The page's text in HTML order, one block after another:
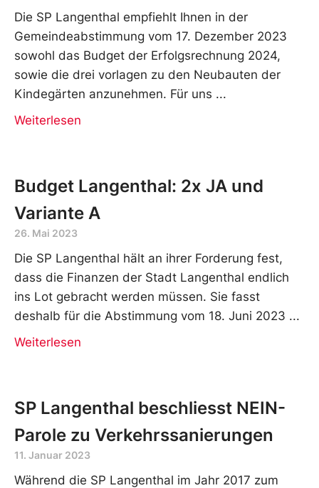
Die SP Langenthal empfiehlt Ihnen in der
Gemeindeabstimmung vom 17. Dezember 2023
sowohl das Budget der Erfolgsrechnung 2024,
sowie die drei vorlagen zu den Neubauten der
Kindegärten anzunehmen. Für uns
Weiterlesen
Budget Langenthal: 2x JA und
Variante A
26. Mai 2023
Die SP Langenthal hält an ihrer Forderung fest,
dass die Finanzen der Stadt Langenthal endlich
ins Lot gebracht werden müssen. Sie fasst
deshalb für die Abstimmung vom 18. Juni 2023
Weiterlesen
SP Langenthal beschliesst NEIN-
Parole zu Verkehrssanierungen
11. Januar 2023
Während die SP Langenthal im Jahr 2017 zum